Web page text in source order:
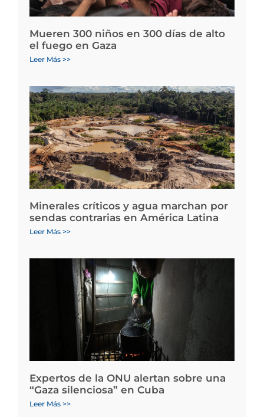
Mueren 300 niños en 300 días de alto
el fuego en Gaza
Leer Más >>
Minerales críticos y agua marchan por
sendas contrarias en América Latina
Leer Más >>
Expertos de la ONU alertan sobre una
“Gaza silenciosa” en Cuba
Leer Más >>